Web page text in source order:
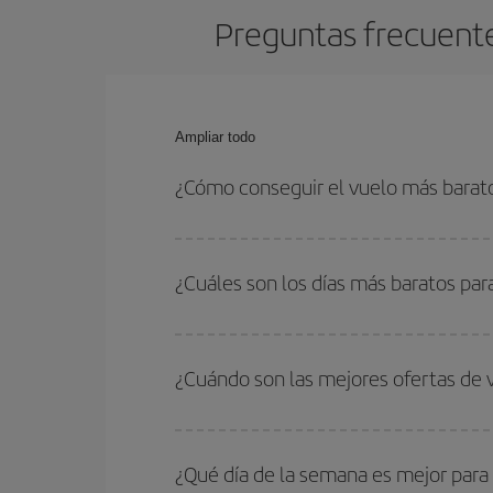
Preguntas
Ampliar todo
¿Cómo conseguir el vuelo más
las fechas y horarios de ida y vuelta.
¿Cuáles son los días más baratos
quieres ir y en qué fechas habías pensado
para que puedas encontrar la mejor oferta.
¿Cuándo son las mejores ofertas de
periodos de vacaciones escolares son
precios encontrarás.
¿Qué día de la semana es mejor